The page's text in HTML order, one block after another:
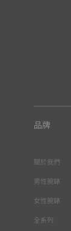
品牌
關於我們
男性腕錶
女性腕錶
全系列